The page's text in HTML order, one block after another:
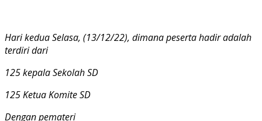
Hari kedua Selasa, (13/12/22), dimana peserta hadir adalah
terdiri dari
125 kepala Sekolah SD
125 Ketua Komite SD
Dengan pemateri